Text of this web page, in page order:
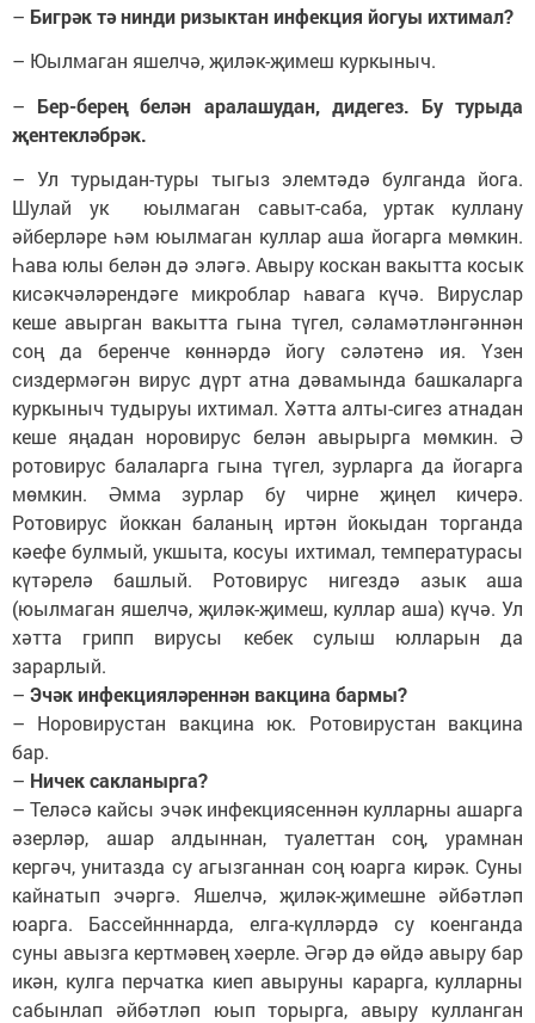
– Бигрәк тә нинди ризыктан инфекция йогуы ихтимал?
– Юылмаган яшелчә, җиләк-җимеш куркыныч.
– Бер-берең белән аралашудан, дидегез. Бу турыда
җентекләбрәк.
– Ул турыдан-туры тыгыз элемтәдә булганда йога.
Шулай ук юылмаган савыт-саба, уртак куллану
әйберләре һәм юылмаган куллар аша йогарга мөмкин.
Һава юлы белән дә эләгә. Авыру коскан вакытта косык
кисәкчәләрендәге микроблар һавага күчә. Вируслар
кеше авырган вакытта гына түгел, сәламәтләнгәннән
соң да беренче көннәрдә йогу сәләтенә ия. Үзен
сиздермәгән вирус дүрт атна дәвамында башкаларга
куркыныч тудыруы ихтимал. Хәтта алты-сигез атнадан
кеше яңадан норовирус белән авырырга мөмкин. Ә
ротовирус балаларга гына түгел, зурларга да йогарга
мөмкин. Әмма зурлар бу чирне җиңел кичерә.
Ротовирус йоккан баланың иртән йокыдан торганда
кәефе булмый, укшыта, косуы ихтимал, температурасы
күтәрелә башлый. Ротовирус нигездә азык аша
(юылмаган яшелчә, җиләк-җимеш, куллар аша) күчә. Ул
хәтта грипп вирусы кебек сулыш юлларын да
зарарлый.
– Эчәк инфекцияләреннән вакцина бармы?
– Норовирустан вакцина юк. Ротовирустан вакцина
бар.
– Ничек сакланырга?
– Теләсә кайсы эчәк инфекциясеннән кулларны ашарга
әзерләр, ашар алдыннан, туалеттан соң, урамнан
кергәч, унитазда су агызганнан соң юарга кирәк. Суны
кайнатып эчәргә. Яшелчә, җиләк-җимешне әйбәтләп
юарга. Бассейнннарда, елга-күлләрдә су коенганда
суны авызга кертмәвең хәерле. Әгәр дә өйдә авыру бар
икән, кулга перчатка киеп авыруны карарга, кулларны
сабынлап әйбәтләп юып торырга, авыру кулланган